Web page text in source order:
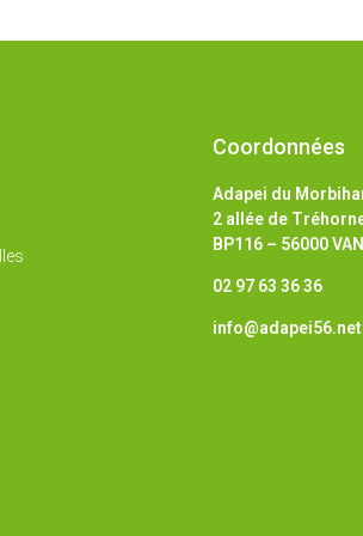
Coordonnées
Adapei du
2 allée de
BP116 – 56000
02 97 63 36 36
info@adapei56.net